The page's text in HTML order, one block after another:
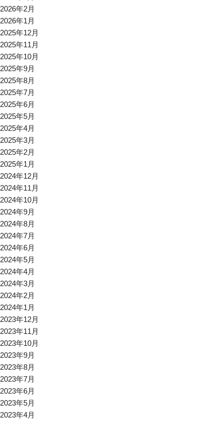
2026年2月
2026年1月
2025年12月
2025年11月
2025年10月
2025年9月
2025年8月
2025年7月
2025年6月
2025年5月
2025年4月
2025年3月
2025年2月
2025年1月
2024年12月
2024年11月
2024年10月
2024年9月
2024年8月
2024年7月
2024年6月
2024年5月
2024年4月
2024年3月
2024年2月
2024年1月
2023年12月
2023年11月
2023年10月
2023年9月
2023年8月
2023年7月
2023年6月
2023年5月
2023年4月